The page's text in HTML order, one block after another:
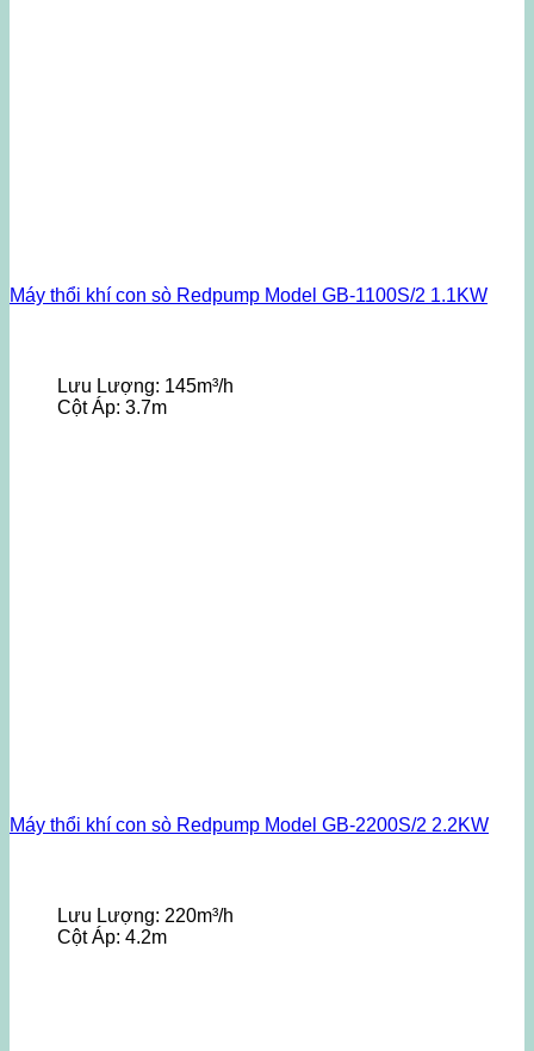
Máy thổi khí con sò Redpump Model GB-1100S/2 1.1KW
Lưu Lượng: 145m³/h
Cột Áp: 3.7m
Máy thổi khí con sò Redpump Model GB-2200S/2 2.2KW
Lưu Lượng: 220m³/h
Cột Áp: 4.2m